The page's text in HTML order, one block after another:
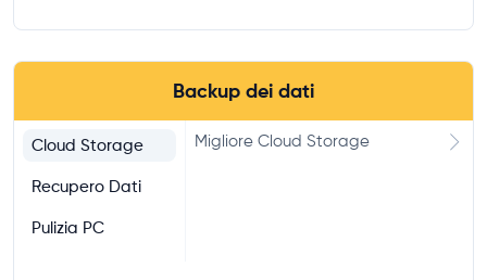
Backup dei dati
Cloud Storage
Recupero Dati
Pulizia PC
Migliore Cloud Storage